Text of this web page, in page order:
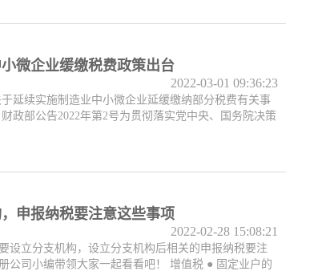
微企业缓缴税费政策出台
2022-03-01 09:36:23
延续实施制造业中小微企业延缓缴纳部分税费有关事
政部公告2022年第2号为贯彻落实党中央、国务院决策
申报纳税要注意这些事项
2022-02-28 15:08:21
设立分支机构，设立分支机构后相关的申报纳税要注
公司小编带领大家一起看看吧！ 增值税 ● 固定业户的